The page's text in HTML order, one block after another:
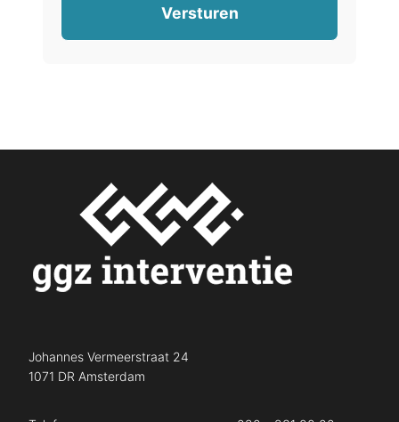
Johannes Vermeerstraat 24
1071 DR Amsterdam